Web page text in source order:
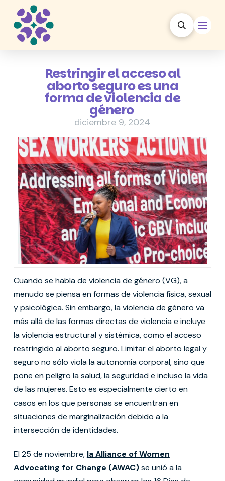
Restringir el acceso al
aborto seguro es una
forma de violencia de
género
diciembre 9, 2024
Cuando se habla de violencia de género (VG), a
menudo se piensa en formas de violencia física, sexual
y psicológica. Sin embargo, la violencia de género va
más allá de las formas directas de violencia e incluye
la violencia estructural y sistémica, como el acceso
restringido al aborto seguro. Limitar el aborto legal y
seguro no sólo viola la autonomía corporal, sino que
pone en peligro la salud, la seguridad e incluso la vida
de las mujeres. Esto es especialmente cierto en
casos en los que personas se encuentran en
situaciones de marginalización debido a la
intersección de identidades.
El 25 de noviembre, la Alliance of Women
Advocating for Change (AWAC)se unió a la